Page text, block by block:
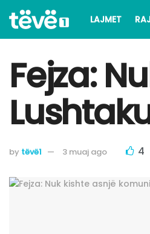
LAJMET
Fejza:
by tëvë1 3 muaj ago 4